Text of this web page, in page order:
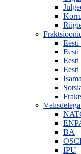
Eesti
Eesti
Eesti
Eesti
BA
IPU